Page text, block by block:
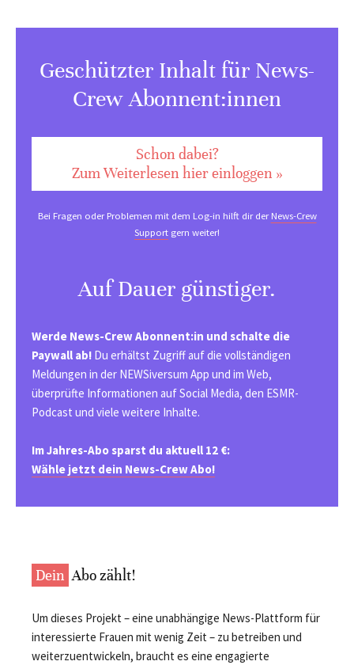
Geschützter Inhalt für News-
Crew Abonnent:innen
Schon dabei?
Zum Weiterlesen hier einloggen »
Bei Fragen oder Problemen mit dem Log-in hilft dir derNews-Crew
Support gern weiter!
Auf Dauer günstiger.
Werde News-Crew Abonnent:in und schalte die
Paywall ab! Du erhältst Zugriff auf die vollständigen
Meldungen in der NEWSiversum App und im Web,
überprüfte Informationen auf Social Media, den ESMR-
Podcast und viele weitere Inhalte.
Im Jahres-Abo sparst du aktuell 12 €:
Wähle jetzt dein News-Crew Abo!
Dein Abo zählt!
Um dieses Projekt – eine unabhängige News-Plattform für
interessierte Frauen mit wenig Zeit – zu betreiben und
weiterzuentwickeln, braucht es eine engagierte